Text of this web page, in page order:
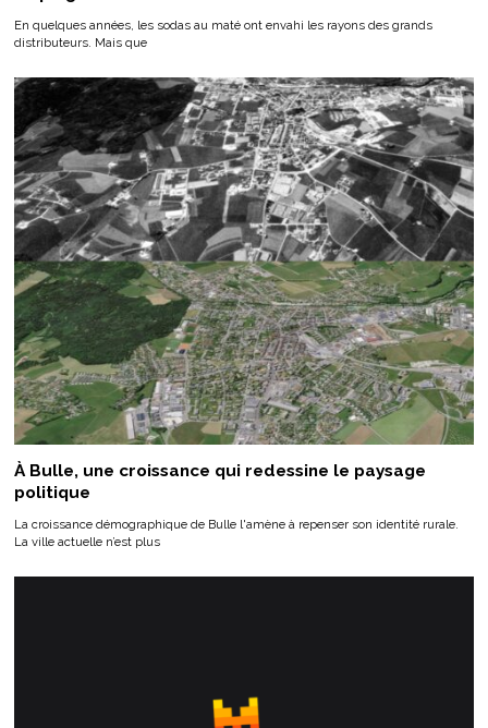
En quelques années, les sodas au maté ont envahi les rayons des grands
distributeurs. Mais que
À Bulle, une croissance qui redessine le paysage
politique
La croissance démographique de Bulle l'amène à repenser son identité rurale.
La ville actuelle n’est plus